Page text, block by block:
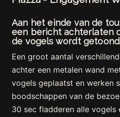
Aan het einde van de
een bericht achterlaten
de vogels wordt
Een groot aantal
achter een metalen wand
vogels geplaatst en werken
boodschappen van de
30 sec fladderen alle vogels